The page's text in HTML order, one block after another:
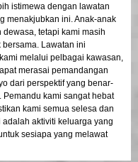
istimewa dengan lawatan
menakjubkan ini. Anak-anak
dewasa, tetapi kami masih
bersama. Lawatan ini
melalui pelbagai kawasan,
merasai pemandangan
dari perspektif yang benar-
Pemandu kami sangat hebat
kami semua selesa dan
adalah aktiviti keluarga yang
sesiapa yang melawat